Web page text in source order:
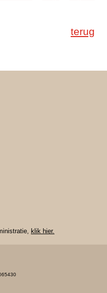
terug
klik hier.